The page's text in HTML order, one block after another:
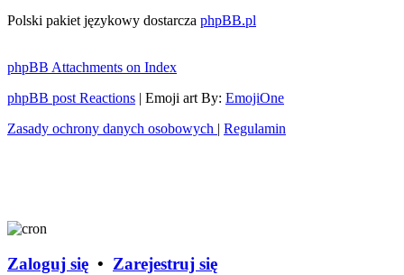
Polski pakiet językowy dostarcza phpBB.pl
phpBB Attachments on Index
phpBB post Reactions | Emoji art By: EmojiOne
Zasady ochrony danych osobowych | Regulamin
Zaloguj się • Zarejestruj się